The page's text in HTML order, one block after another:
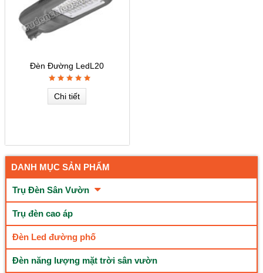
Đèn Đường LedL20
Chi tiết
DANH MỤC SẢN PHẨM
Trụ Đèn Sân Vườn
Trụ đèn cao áp
Đèn Led đường phố
Đèn năng lượng mặt trời sân vườn